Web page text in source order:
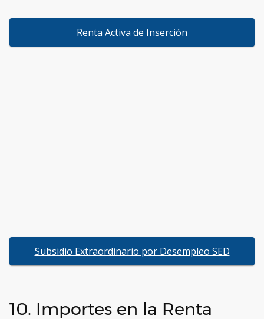
Renta Activa de Inserción
Subsidio Extraordinario por Desempleo SED
10. Importes en la Renta